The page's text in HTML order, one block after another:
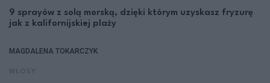
9 sprayów z solą morską, dzięki którym uzyskasz fryzurę
jak z kalifornijskiej plaży
MAGDALENA TOKARCZYK